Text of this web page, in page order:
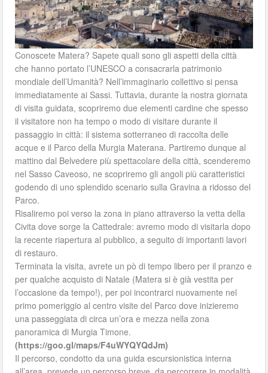
Conoscete Matera? Sapete quali sono gli aspetti della città
che hanno portato l’UNESCO a consacrarla patrimonio
mondiale dell’Umanità? Nell’immaginario collettivo si pensa
immediatamente ai Sassi. Tuttavia, durante la nostra giornata
di visita guidata, scopriremo due elementi cardine che spesso
il visitatore non ha tempo o modo di visitare durante il
passaggio in città: il sistema sotterraneo di raccolta delle
acque e il Parco della Murgia Materana. Partiremo dunque al
mattino dal Belvedere più spettacolare della città, scenderemo
nel Sasso Caveoso, ne scopriremo gli angoli più caratteristici
godendo di uno splendido scenario sulla Gravina a ridosso del
Parco.
Risaliremo poi verso la zona in piano attraverso la vetta della
Civita dove sorge la Cattedrale: avremo modo di visitarla dopo
la recente riapertura al pubblico, a seguito di importanti lavori
di restauro.
Terminata la visita, avrete un pò di tempo libero per il pranzo e
per qualche acquisto di Natale (Matera si è già vestita per
l’occasione da tempo!), per poi incontrarci nuovamente nel
primo pomeriggio al centro visite del Parco dove inizieremo
una passeggiata di circa un’ora e mezza nella zona
panoramica di Murgia Timone.
(https://goo.gl/maps/F4uWYQYQdJm)
Il percorso, condotto da una guida escursionistica interna